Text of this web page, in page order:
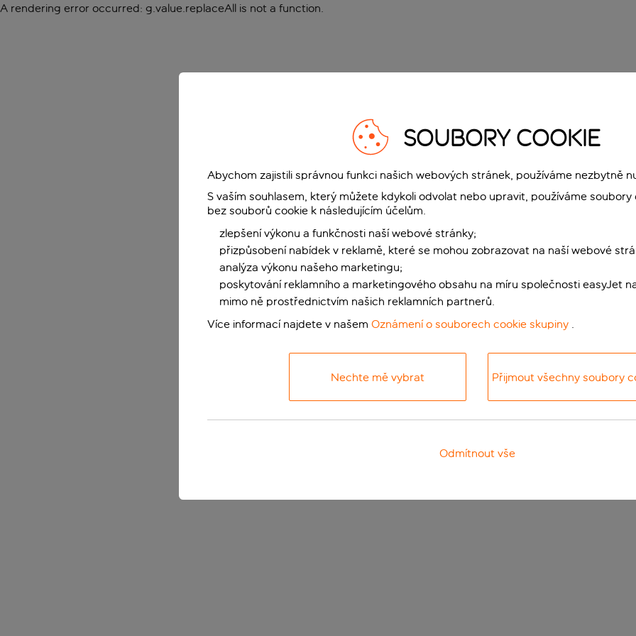
A rendering error occurred: g.value.replaceAll is not a function.
SOUBORY COOKIE
Abychom zajistili správnou funkci našich webových stránek, používáme nezbytně
S vaším souhlasem, který můžete kdykoli odvolat nebo upravit, používáme
bez souborů cookie k následujícím účelům.
zlepšení výkonu a funkčnosti naší webové stránky;
přizpůsobení nabídek v reklamě, které se mohou zobrazovat na naší webové
analýza výkonu našeho marketingu;
poskytování reklamního a marketingového obsahu na míru společnosti easyJet
mimo ně prostřednictvím našich reklamních partnerů.
Více informací najdete v našem Oznámení o souborech cookie skupiny .
Nechte mě vybrat Přijmout všechny soubory
Odmítnout vše